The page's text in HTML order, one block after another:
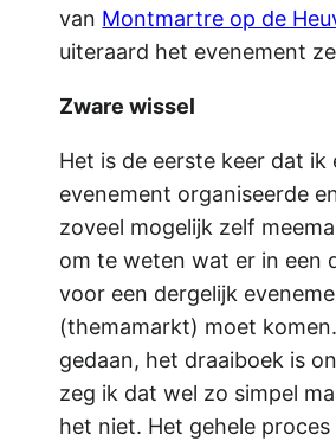
van Montmartre op de
uiteraard het evenement
Zware wissel
Het is de eerste keer dat ik
evenement organiseerde
zoveel mogelijk zelf
om te weten wat er in een
voor een dergelijk
(themamarkt) moet
gedaan, het draaiboek is
zeg ik dat wel zo simpel
het niet. Het gehele proces